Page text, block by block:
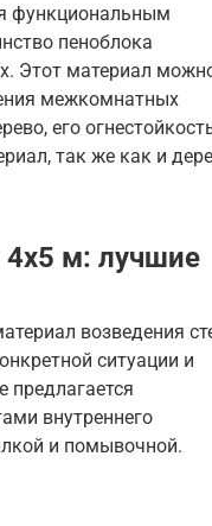
функциональным
пеноблока
Этот материал
межкомнатных
его
так же как и
4х5 м: лучшие
возведения
ситуации и
предлагается
внутреннего
и помывочной.